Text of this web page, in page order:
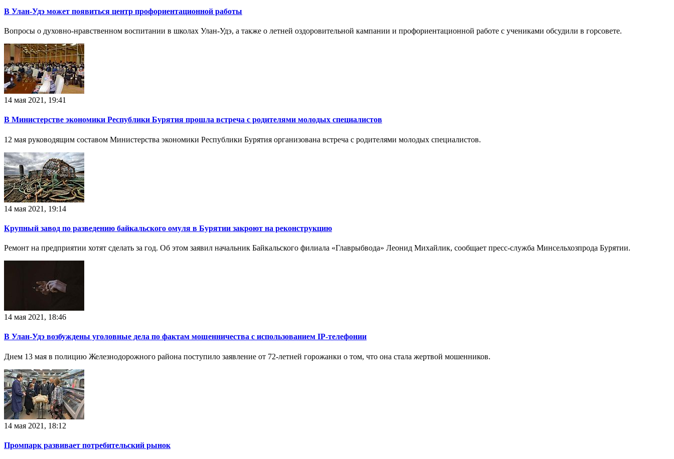
В Улан-Удэ может появиться центр профориентационной работы
Вопросы о духовно-нравственном воспитании в школах Улан-Удэ, а также о летней оздоровительной кампании и профориентационной работе с учениками обсудили в горсовете.
14 мая 2021, 19:41
В Министерстве экономики Республики Бурятия прошла встреча с родителями молодых специалистов
12 мая руководящим составом Министерства экономики Республики Бурятия организована встреча с родителями молодых специалистов.
14 мая 2021, 19:14
Крупный завод по разведению байкальского омуля в Бурятии закроют на реконструкцию
Ремонт на предприятии хотят сделать за год. Об этом заявил начальник Байкальского филиала «Главрыбвода» Леонид Михайлик, сообщает пресс-служба Минсельхозпрода Бурятии.
14 мая 2021, 18:46
В Улан-Удэ возбуждены уголовные дела по фактам мошенничества с использованием IP-телефонии
Днем 13 мая в полицию Железнодорожного района поступило заявление от 72-летней горожанки о том, что она стала жертвой мошенников.
14 мая 2021, 18:12
Промпарк развивает потребительский рынок